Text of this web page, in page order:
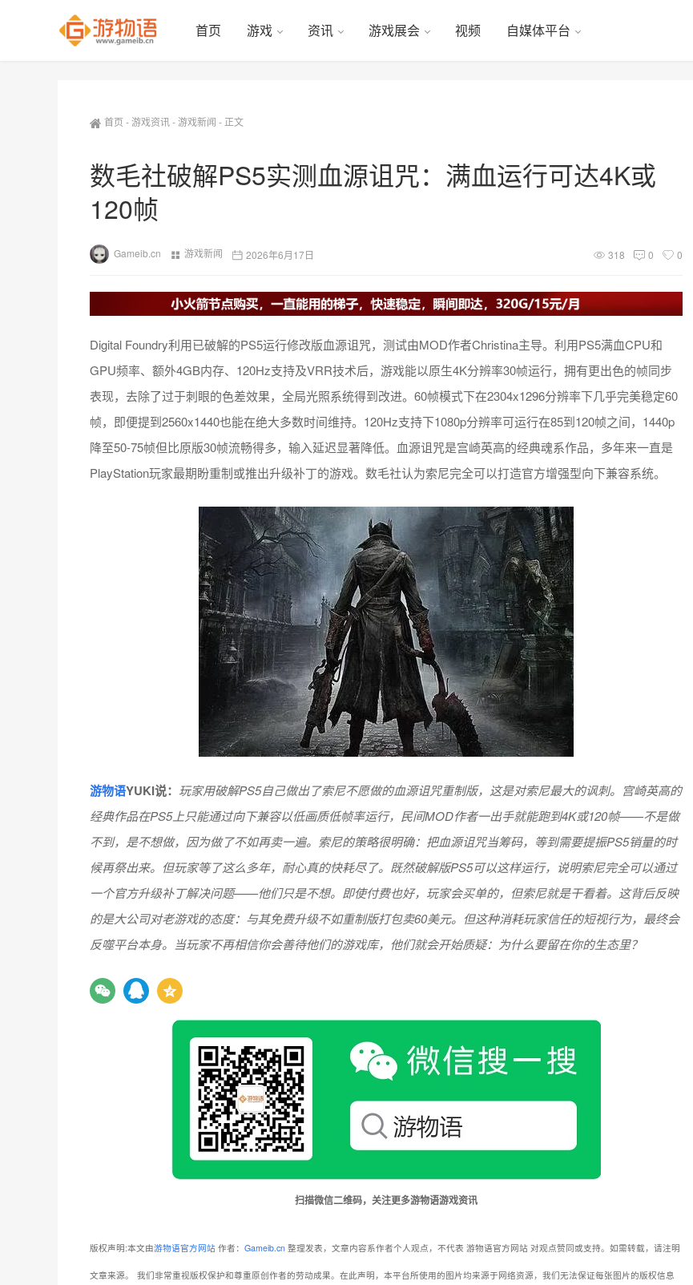
首页 游戏 资讯 游戏展会 视频 自媒体平台
首页 -游戏资讯-游戏新闻 - 正文
数毛社破解PS5实测血源诅咒：满血运行可达4K或
120帧
Gameib.cn 游戏新闻 2026年6月17日 318 0 0
Digital Foundry利用已破解的PS5运行修改版血源诅咒，测试由MOD作者Christina主导。利用PS5满血CPU和
GPU频率、额外4GB内存、120Hz支持及VRR技术后，游戏能以原生4K分辨率30帧运行，拥有更出色的帧同步
表现，去除了过于刺眼的色差效果，全局光照系统得到改进。60帧模式下在2304x1296分辨率下几乎完美稳定60
帧，即便提到2560x1440也能在绝大多数时间维持。120Hz支持下1080p分辨率可运行在85到120帧之间，1440p
降至50-75帧但比原版30帧流畅得多，输入延迟显著降低。血源诅咒是宫崎英高的经典魂系作品，多年来一直是
PlayStation玩家最期盼重制或推出升级补丁的游戏。数毛社认为索尼完全可以打造官方增强型向下兼容系统。
游物语YUKI说： 玩家用破解PS5自己做出了索尼不愿做的血源诅咒重制版，这是对索尼最大的讽刺。宫崎英高的
经典作品在PS5上只能通过向下兼容以低画质低帧率运行，民间MOD作者一出手就能跑到4K或120帧——不是做
不到，是不想做，因为做了不如再卖一遍。索尼的策略很明确：把血源诅咒当筹码，等到需要提振PS5销量的时
候再祭出来。但玩家等了这么多年，耐心真的快耗尽了。既然破解版PS5可以这样运行，说明索尼完全可以通过
一个官方升级补丁解决问题——他们只是不想。即使付费也好，玩家会买单的，但索尼就是干看着。这背后反映
的是大公司对老游戏的态度：与其免费升级不如重制版打包卖60美元。但这种消耗玩家信任的短视行为，最终会
反噬平台本身。当玩家不再相信你会善待他们的游戏库，他们就会开始质疑：为什么要留在你的生态里？
扫描微信二维码，关注更多游物语游戏资讯
版权声明:本文由游物语官方网站 作者： Gameib.cn 整理发表，文章内容系作者个人观点，不代表 游物语官方网站 对观点赞同或支持。如需转载，请注明
文章来源。 我们非常重视版权保护和尊重原创作者的劳动成果。在此声明，本平台所使用的图片均来源于网络资源，我们无法保证每张图片的版权信息